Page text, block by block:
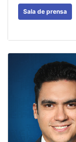
Sala de prensa